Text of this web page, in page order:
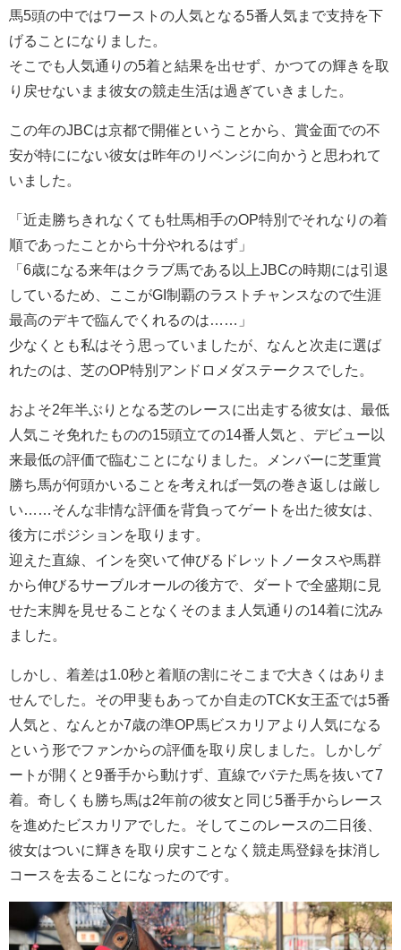
馬5頭の中ではワーストの人気となる5番人気まで支持を下
げることになりました。
そこでも人気通りの5着と結果を出せず、かつての輝きを取
り戻せないまま彼女の競走生活は過ぎていきました。
この年のJBCは京都で開催ということから、賞金面での不
安が特ににない彼女は昨年のリベンジに向かうと思われて
いました。
「近走勝ちきれなくても牡馬相手のOP特別でそれなりの着
順であったことから十分やれるはず」
「6歳になる来年はクラブ馬である以上JBCの時期には引退
しているため、ここがGI制覇のラストチャンスなので生涯
最高のデキで臨んでくれるのは……」
少なくとも私はそう思っていましたが、なんと次走に選ば
れたのは、芝のOP特別アンドロメダステークスでした。
およそ2年半ぶりとなる芝のレースに出走する彼女は、最低
人気こそ免れたものの15頭立ての14番人気と、デビュー以
来最低の評価で臨むことになりました。メンバーに芝重賞
勝ち馬が何頭かいることを考えれば一気の巻き返しは厳し
い……そんな非情な評価を背負ってゲートを出た彼女は、
後方にポジションを取ります。
迎えた直線、インを突いて伸びるドレットノータスや馬群
から伸びるサーブルオールの後方で、ダートで全盛期に見
せた末脚を見せることなくそのまま人気通りの14着に沈み
ました。
しかし、着差は1.0秒と着順の割にそこまで大きくはありま
せんでした。その甲斐もあってか自走のTCK女王盃では5番
人気と、なんとか7歳の準OP馬ビスカリアより人気になる
という形でファンからの評価を取り戻しました。しかしゲ
ートが開くと9番手から動けず、直線でバテた馬を抜いて7
着。奇しくも勝ち馬は2年前の彼女と同じ5番手からレース
を進めたビスカリアでした。そしてこのレースの二日後、
彼女はついに輝きを取り戻すことなく競走馬登録を抹消し
コースを去ることになったのです。